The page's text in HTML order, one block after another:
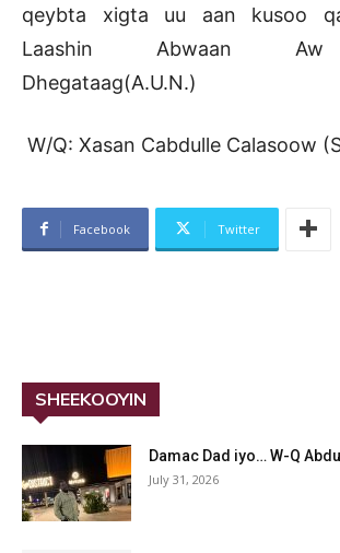
qeybta xigta uu aan kusoo
Laashin Abwaan Aw
Dhegataag(A.U.N.)
W/Q: Xasan Cabdulle Calasoow
Facebook Twitter
SHEEKOOYIN
Damac Dad iyo… W-Q
July 31, 2026